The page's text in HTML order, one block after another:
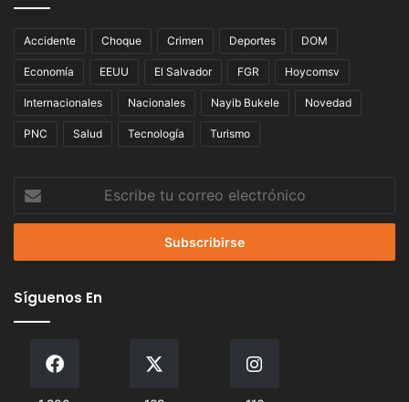
Accidente Choque Crimen Deportes DOM
Economía EEUU El Salvador FGR Hoycomsv
Internacionales Nacionales Nayib Bukele Novedad
PNC Salud Tecnología Turismo
tu
correo
Síguenos En